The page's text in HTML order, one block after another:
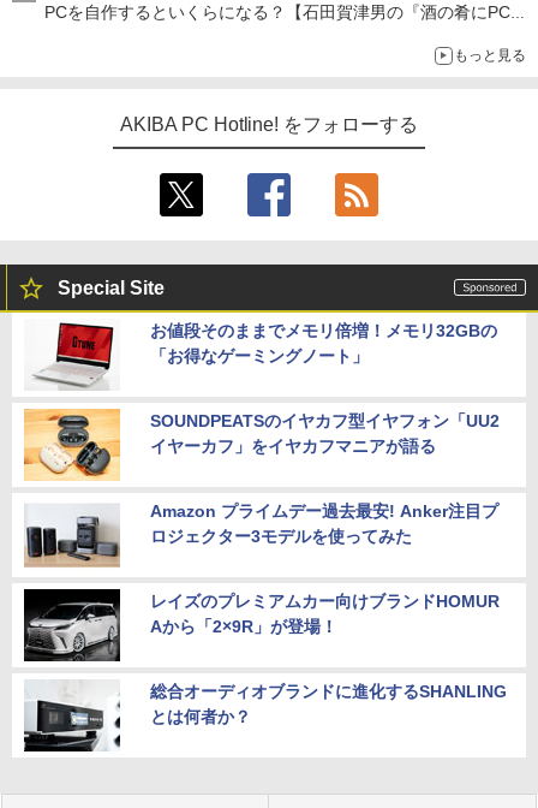
PCを自作するといくらになる？【石田賀津男の『酒の肴にPCゲ
もっと見る
AKIBA PC Hotline! をフォローする
Special Site
お値段そのままでメモリ倍増！メモリ32GBの
「お得なゲーミングノート」
SOUNDPEATSのイヤカフ型イヤフォン「UU2
イヤーカフ」をイヤカフマニアが語る
Amazon プライムデー過去最安! Anker注目プ
ロジェクター3モデルを使ってみた
レイズのプレミアムカー向けブランドHOMUR
Aから「2×9R」が登場！
総合オーディオブランドに進化するSHANLING
とは何者か？